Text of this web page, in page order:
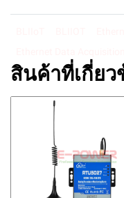
สินค้าที่เกี่ยว